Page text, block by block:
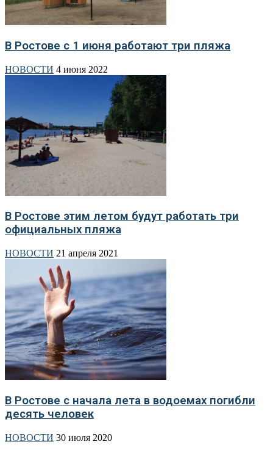
В Ростове с 1 июня работают три пляжа
НОВОСТИ 4 июня 2022
В Ростове этим летом будут работать три
официальных пляжа
НОВОСТИ 21 апреля 2021
В Ростове с начала лета в водоемах погибли
десять человек
НОВОСТИ 30 июля 2020